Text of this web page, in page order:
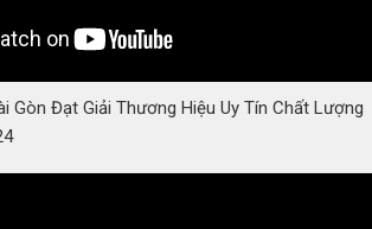
Gòn Đạt Giải Thương Hiệu Uy Tín Chất Lượng